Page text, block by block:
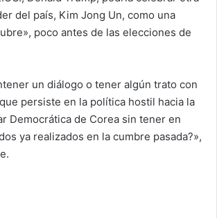
del país, Kim Jong Un, como una
poco antes de las elecciones de
un diálogo o tener algún trato con
persiste en la política hostil hacia la
Democrática de Corea sin tener en
ya realizados en la cumbre pasada?»,